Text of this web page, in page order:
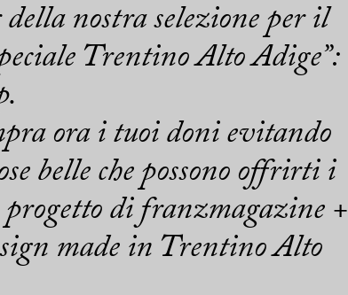
nostra selezione per il
Trentino Alto Adige”:
ora i tuoi doni evitando
belle che possono offrirti i
di franzmagazine +
made in Trentino Alto